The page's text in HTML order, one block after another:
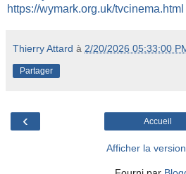
https://wymark.org.uk/tvcinema.html
Thierry Attard à 2/20/2026 05:33:00
Partager
‹ Accueil
Afficher la